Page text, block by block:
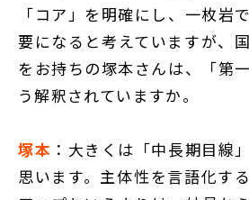
「コア」を明確にし、一枚岩
要になると考えていますが、
をお持ちの塚本さんは、「第
う解釈されていますか。
塚本 ：大きくは「中長期目線
思います。主体性を言語化す